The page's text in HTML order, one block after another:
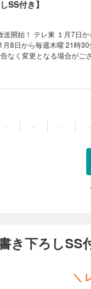
をまたまた成功に導く手
ファンタジー第19弾！
SS付き】
開始！ テレ東 １月7日
更となる場合がございます
ったり、冒険者ギルド
開始！ テレ東 １月7日か
更となる場合がございます
から絵へと彷徨ったり、
通り八面六臂の大活躍。
・ ・ ・ ・
き下ろしSS
＼